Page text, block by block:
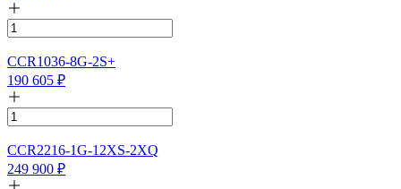
CCR1036-8G-2S+
190 605 ₽
CCR2216-1G-12XS-2XQ
249 900 ₽